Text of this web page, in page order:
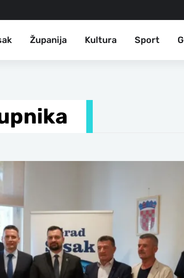
Županija Kultura Sport